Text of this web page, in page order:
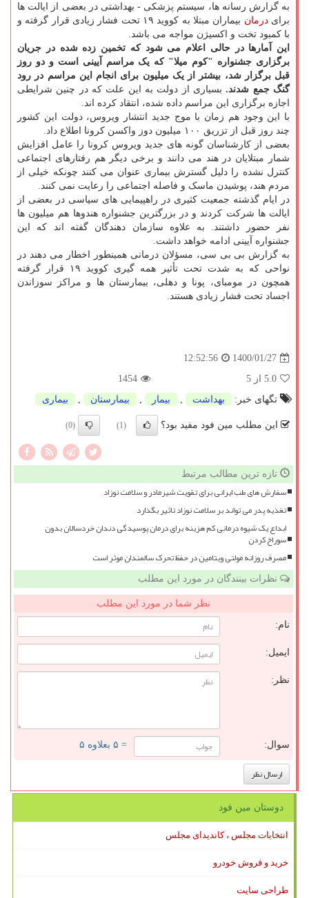
به گزارش رسانه ها، سیستم پزشکی - بهداشتی در بعضی از ایالت ها
برایدرمان
بیماران مبتلا به کووید ۱۹ تحت فشار زیادی قرار گرفته و
با کمبود تخت و اکسیژن مواجه می باشد.
این آمارها در حالی اعلام می شود که تخمین زده شده در جریان
برگزاری جشنواره "کوم میلا" که یک مراسم آیینی است و دو روز
قبل برگزار شد، بیشتر از یک میلیون برای انجام این مراسم در رود
گنگ جمع شدند. بسیاری از دولت به این علت که در چنین شرایطی
اجازه برگزاری این مراسم داده شده، انتقاد کرده اند.
با این وجود هم زمان با موج جدید انتشار ویروس، دولت این کشور
چند روز قبل از تزریق ۱۰۰ میلیون دوز واکسن کرونا اطلاع داد.
بعضی از کارشناسان گونه های جدید ویروس کرونا را عامل افزایش
شمار مبتلایان در هند می دانند و برخی دیگر هم رفتارهای اجتماعی
کنترل نشده را دلیل گسترش بیماری عنوان می کنند چونکه خیلی از
مردم هند، پوشیدن ماسک و فاصله اجتماعی را رعایت نمی کنند.
در ایام گذشته جمعیت کثیری در راهپیمایی های سیاسی در بعضی از
ایالت ها شرکت کردند و در بزرگترین جشنواره هندوها هم میلیون ها
نفر حضور داشتند. به علاوه سازمان دهندگان گفته اند که این
جشنواره آیینی ادامه خواهد داشت.
به گزارش بی بی سی، مسؤلان درمانی همینطور اخطار می دهند در
نواحی که به شدت تحت تأثیر همه گیری کووید ۱۹ قرار گرفته
همچون در مومبای، پونا و دهلی، بیمارستان ها و مراکز سوزاندن
اجساد تحت فشار زیادی هستند.
1400/01/27
12:52:56
5.0 از 5
1454
تگهای خبر:
بهداشت , بیمار , بیمارستان , بیماری
این مطلب مین فود مفید بود؟ (1)
(0)
تازه ترین مطالب مرتبط
سفارش های طب ایرانی برای تقویت شیرمادر و سلامت نوزاد
تغذیه پدر می تواند بر سلامت نوزاد تاثیر بگذارد
ابداع یک شیوه درمانی کم هزینه برای درمان پوسیدگی دندان خردسالان بدون
سوراخ کردن
مصرف روزانه مولتی ویتامین در حفظ تحرک سالمندان موثر است
نظرات بینندگان در مورد این مطلب
نظر شما در مورد این مطلب
نام:
ایمیل:
نظر:
سوال: = ۵ بعلاوه ۵
دوستان مین فود
انتخابات مجلس ، کاندیدای مجلس
خرید و فروش خودرو
طراحی سایت